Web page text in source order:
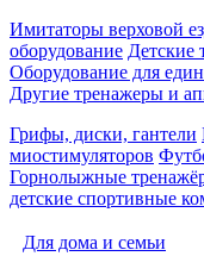
Имитаторы верховой
оборудование Детские
Оборудование для
Другие тренажеры и
Грифы, диски, гантели
миостимуляторов
Горнолыжные
детские спортивные
Для дома и семьи